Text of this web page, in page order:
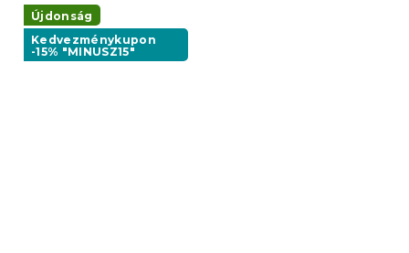
Újdonság
Kedvezménykupon
-15% "MINUSZ15"